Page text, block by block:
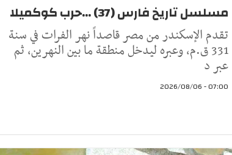
مسلسل تاريخ فارس (37) ...حرب كوكميلا
تقدم الإسكندر من مصر قاصداً نهر الفرات في سنة
331 ق.م، وعبره ليدخل منطقة ما بين النهرين، ثم
عبر د
07:00 - 2026/08/06